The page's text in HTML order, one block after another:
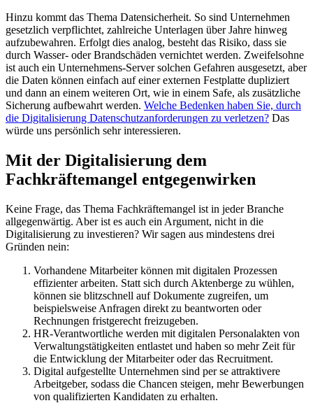
Hinzu kommt das Thema Datensicherheit. So sind Unternehmen
gesetzlich verpflichtet, zahlreiche Unterlagen über Jahre hinweg
aufzubewahren. Erfolgt dies analog, besteht das Risiko, dass sie
durch Wasser- oder Brandschäden vernichtet werden. Zweifelsohne
ist auch ein Unternehmens-Server solchen Gefahren ausgesetzt, aber
die Daten können einfach auf einer externen Festplatte dupliziert
und dann an einem weiteren Ort, wie in einem Safe, als zusätzliche
Sicherung aufbewahrt werden. Welche Bedenken haben Sie, durch
die Digitalisierung Datenschutzanforderungen zu verletzen? Das
würde uns persönlich sehr interessieren.
Mit der Digitalisierung dem
Fachkräftemangel entgegenwirken
Keine Frage, das Thema Fachkräftemangel ist in jeder Branche
allgegenwärtig. Aber ist es auch ein Argument, nicht in die
Digitalisierung zu investieren? Wir sagen aus mindestens drei
Gründen nein:
Vorhandene Mitarbeiter können mit digitalen Prozessen
effizienter arbeiten. Statt sich durch Aktenberge zu wühlen,
können sie blitzschnell auf Dokumente zugreifen, um
beispielsweise Anfragen direkt zu beantworten oder
Rechnungen fristgerecht freizugeben.
HR-Verantwortliche werden mit digitalen Personalakten von
Verwaltungstätigkeiten entlastet und haben so mehr Zeit für
die Entwicklung der Mitarbeiter oder das Recruitment.
Digital aufgestellte Unternehmen sind per se attraktivere
Arbeitgeber, sodass die Chancen steigen, mehr Bewerbungen
von qualifizierten Kandidaten zu erhalten.